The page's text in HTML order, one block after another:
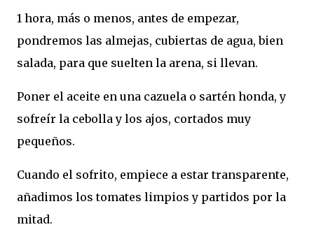
1 hora, más o menos, antes de empezar,
pondremos las almejas, cubiertas de agua, bien
salada, para que suelten la arena, si llevan.
Poner el aceite en una cazuela o sartén honda, y
sofreír la cebolla y los ajos, cortados muy
pequeños.
Cuando el sofrito, empiece a estar transparente,
añadimos los tomates limpios y partidos por la
mitad.